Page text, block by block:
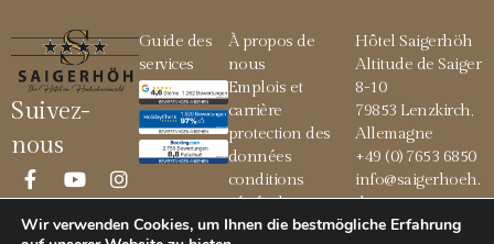
Suivez-
nous
Guide des
services
À propos de
nous
Emplois et
carrière
protection des
données
conditions
générales
Mentions légales
Hôtel Saigerhöh
Altitude de Saiger
8-10
79853 Lenzkirch,
Allemagne
+49 (0) 7653 6850
info@saigerhoeh.
de
Wir verwenden Cookies, um Ihnen die bestmögliche Erfahrung